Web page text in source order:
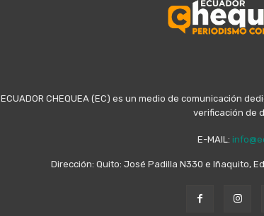
ECUADOR CHEQUEA (EC) es un medio de comunicación
verificación de
E-MAIL:
Dirección: Quito: José Padilla N330 e Iñaquito,